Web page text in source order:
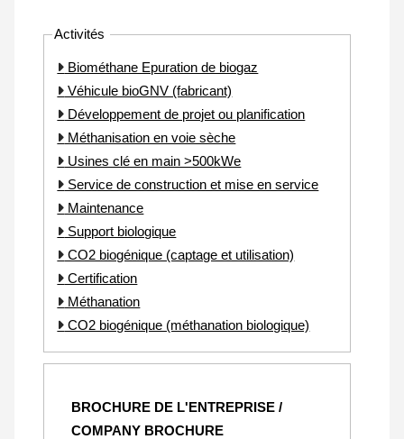
Activités
Biométhane Epuration de biogaz
Véhicule bioGNV (fabricant)
Développement de projet ou planification
Méthanisation en voie sèche
Usines clé en main >500kWe
Service de construction et mise en service
Maintenance
Support biologique
CO2 biogénique (captage et utilisation)
Certification
Méthanation
CO2 biogénique (méthanation biologique)
BROCHURE DE L'ENTREPRISE /
COMPANY BROCHURE